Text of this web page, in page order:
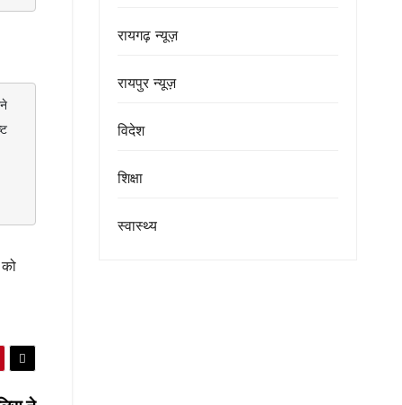
को
रायगढ़ न्यूज़
रायपुर न्यूज़
विदेश
शिक्षा
स्वास्थ्य